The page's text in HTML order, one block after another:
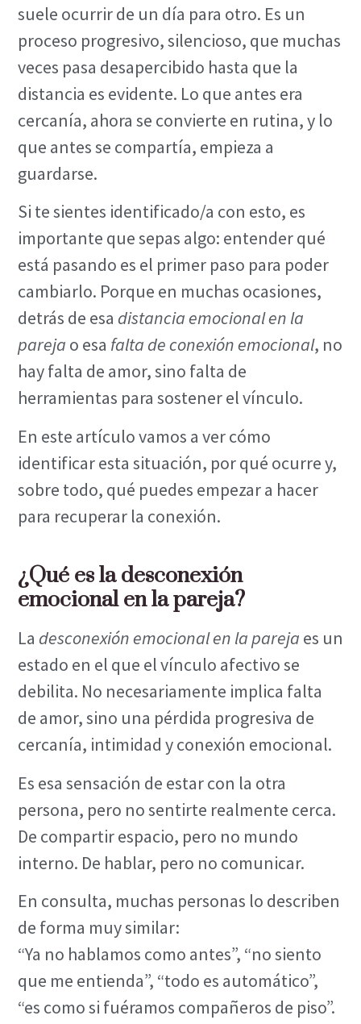
suele ocurrir de un día para otro. Es un
proceso progresivo, silencioso, que muchas
veces pasa desapercibido hasta que la
distancia es evidente. Lo que antes era
cercanía, ahora se convierte en rutina, y lo
que antes se compartía, empieza a
guardarse.
Si te sientes identificado/a con esto, es
importante que sepas algo: entender qué
está pasando es el primer paso para poder
cambiarlo. Porque en muchas ocasiones,
detrás de esa distancia emocional en la
pareja o esa falta de conexión emocional, no
hay falta de amor, sino falta de
herramientas para sostener el vínculo.
En este artículo vamos a ver cómo
identificar esta situación, por qué ocurre y,
sobre todo, qué puedes empezar a hacer
para recuperar la conexión.
¿Qué es la desconexión
emocional en la pareja?
La desconexión emocional en la pareja es un
estado en el que el vínculo afectivo se
debilita. No necesariamente implica falta
de amor, sino una pérdida progresiva de
cercanía, intimidad y conexión emocional.
Es esa sensación de estar con la otra
persona, pero no sentirte realmente cerca.
De compartir espacio, pero no mundo
interno. De hablar, pero no comunicar.
En consulta, muchas personas lo describen
de forma muy similar:
“Ya no hablamos como antes”, “no siento
que me entienda”, “todo es automático”,
“es como si fuéramos compañeros de piso”.